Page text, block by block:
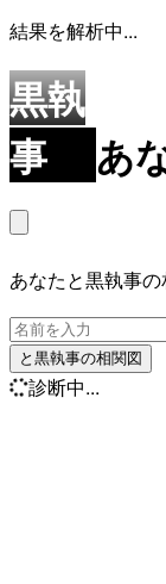
結果を解析中...
黒執
事
あ
あなたと黒執事
と黒執事の相関図
診断中...